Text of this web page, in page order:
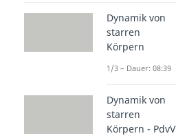
Dynamik von
starren
Körpern
1/3 – Dauer: 08:39
Dynamik von
starren
Körpern - PdvV